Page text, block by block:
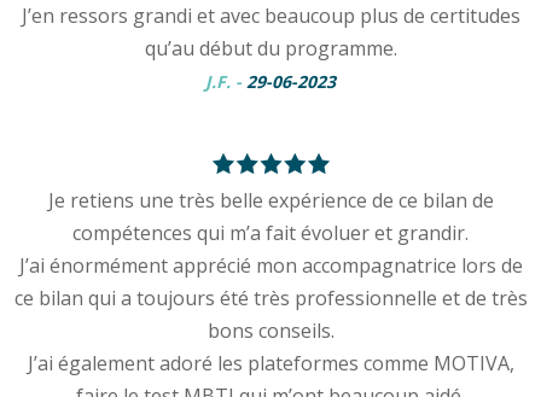
J’en ressors grandi et avec beaucoup plus de certitudes
qu’au début du programme.
J.F. - 29-06-2023
Je retiens une très belle expérience de ce bilan de
compétences qui m’a fait évoluer et grandir.
J’ai énormément apprécié mon accompagnatrice lors de
ce bilan qui a toujours été très professionnelle et de très
bons conseils.
J’ai également adoré les plateformes comme MOTIVA,